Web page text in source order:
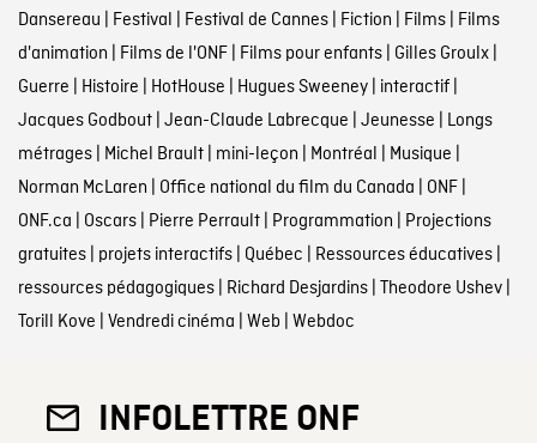
Dansereau Festival Festival de Cannes| Fiction Films| Films
d'animation Films de l'ONF| Films pour enfants| Gilles Groulx|
Guerre Histoire HotHouse Hugues Sweeney| interactif|
Jacques Godbout| Jean-Claude Labrecque Jeunesse Longs
métrages| Michel Brault| mini-leçon Montréal Musique
Norman McLaren Office national du film du Canada ONF|
ONF.ca Oscars| Pierre Perrault| Programmation Projections
gratuites| projets interactifs| Québec Ressources éducatives|
ressources pédagogiques| Richard Desjardins| Theodore Ushev|
Torill Kove Vendredi cinéma Web Webdoc
INFOLETTRE ONF